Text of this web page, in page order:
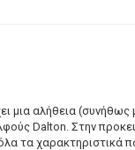
μια αλήθεια (συνήθως
Dalton. Στην
τα χαρακτηριστικά